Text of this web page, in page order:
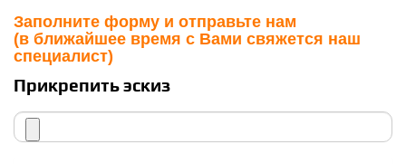
Заполните форму и отправьте нам
(в ближайшее время с Вами свяжется наш
специалист)
Прикрепить эскиз